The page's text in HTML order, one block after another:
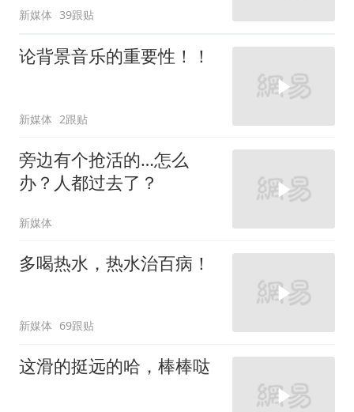
新媒体 39跟贴
论背景音乐的重要性！！
新媒体 2跟贴
旁边有个抢活的…怎么
办？人都过去了？
新媒体
多喝热水，热水治百病！
新媒体 69跟贴
这滑的挺远的哈，棒棒哒